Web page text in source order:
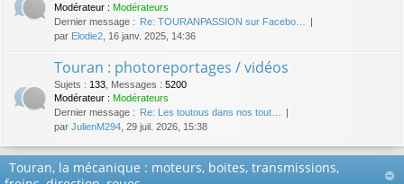
Modérateur : Modérateurs
Dernier message : Re: TOURANPASSION sur Facebo…
par Elodie2 , 16 janv. 2025, 14:36
Touran : photoreportages / vidéos
Sujets : 133 Messages : 5200
Modérateur : Modérateurs
Dernier message : Re: Les toutous dans nos tout…
par JulienM294 , 29 juil. 2026, 15:38
Touran, la mécanique : moteurs, boites, transmissions,